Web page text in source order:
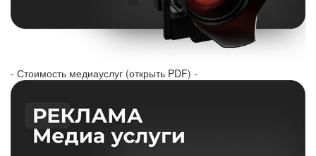
- Стоимость медиауслуг (открыть PDF) -